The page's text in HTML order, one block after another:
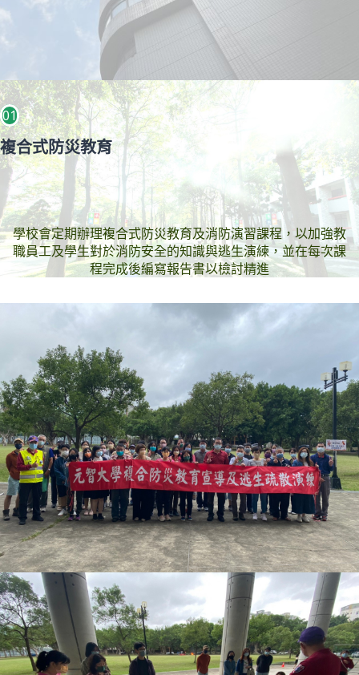
01
複合式防災教育
學校會定期辦理複合式防災教育及消防演習課程，以加強教
職員工及學生對於消防安全的知識與逃生演練，並在每次課
程完成後編寫報告書以檢討精進